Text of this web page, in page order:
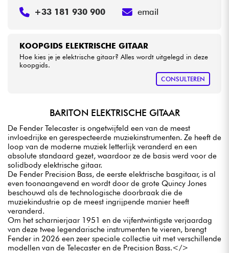
KOOPGIDS ELEKTRISCHE GITAAR
Hoe kies je je elektrische gitaar? Alles wordt uitgelegd in deze
koopgids.
CONSULTEREN
+33 181 930 900 email
BARITON ELEKTRISCHE GITAAR
De Fender Telecaster is ongetwijfeld een van de meest
invloedrijke en gerespecteerde muziekinstrumenten. Ze heeft de
loop van de moderne muziek letterlijk veranderd en een
absolute standaard gezet, waardoor ze de basis werd voor de
solidbody elektrische gitaar.
De Fender Precision Bass, de eerste elektrische basgitaar, is al
even toonaangevend en wordt door de grote Quincy Jones
beschouwd als de technologische doorbraak die de
muziekindustrie op de meest ingrijpende manier heeft
veranderd.
Om het scharnierjaar 1951 en de vijfentwintigste verjaardag
van deze twee legendarische instrumenten te vieren, brengt
Fender in 2026 een zeer speciale collectie uit met verschillende
modellen van de Telecaster en de Precision Bass.</>